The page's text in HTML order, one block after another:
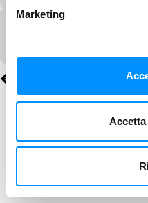
Marketing